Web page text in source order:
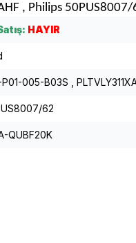
, Philips
HAYIR
005-B03S ,
62
QUBF20K